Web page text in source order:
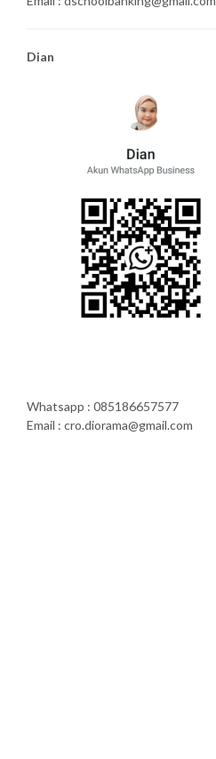
Dian
Whatsapp : 085186657577
Email : cro.diorama@gmail.com